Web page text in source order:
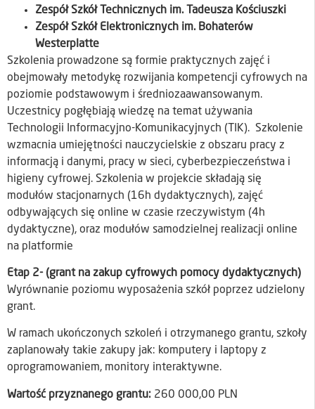
Zespół Szkół Technicznych im. Tadeusza Kościuszki
Zespół Szkół Elektronicznych im. Bohaterów
Westerplatte
Szkolenia prowadzone są formie praktycznych zajęć i
obejmowały metodykę rozwijania kompetencji cyfrowych na
poziomie podstawowym i średniozaawansowanym.
Uczestnicy pogłębiają wiedzę na temat używania
Technologii Informacyjno-Komunikacyjnych (TIK). Szkolenie
wzmacnia umiejętności nauczycielskie z obszaru pracy z
informacją i danymi, pracy w sieci, cyberbezpieczeństwa i
higieny cyfrowej. Szkolenia w projekcie składają się
modułów stacjonarnych (16h dydaktycznych), zajęć
odbywających się online w czasie rzeczywistym (4h
dydaktyczne), oraz modułów samodzielnej realizacji online
na platformie
Etap 2- (grant na zakup cyfrowych pomocy dydaktycznych)
Wyrównanie poziomu wyposażenia szkół poprzez udzielony
grant.
W ramach ukończonych szkoleń i otrzymanego grantu, szkoły
zaplanowały takie zakupy jak: komputery i laptopy z
oprogramowaniem, monitory interaktywne.
Wartość przyznanego grantu: 260 000,00 PLN